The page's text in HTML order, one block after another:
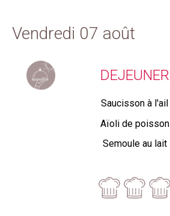
Vendredi 07 août
DEJEUNER
Saucisson à l'ail
Aïoli de poisson
Semoule au lait